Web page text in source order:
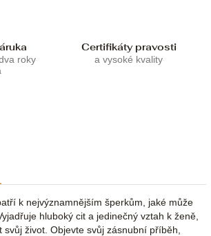
roky
Certifikáty pravosti
a vysoké kvality
k nejvýznamnějším šperkům, jaké může
hluboký cit a jedinečný vztah k ženě,
svůj život. Objevte svůj zásnubní příběh,